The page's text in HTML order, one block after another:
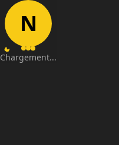
N
Chargement...